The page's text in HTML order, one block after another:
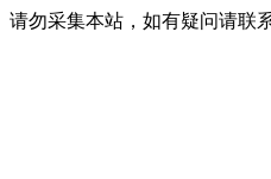
请勿采集本站，如有疑问请联